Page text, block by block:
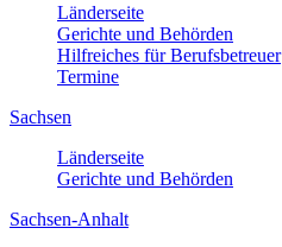
Länderseite
Gerichte und Behörden
Hilfreiches für Berufsbetreuer
Termine
Sachsen
Länderseite
Gerichte und Behörden
Sachsen-Anhalt